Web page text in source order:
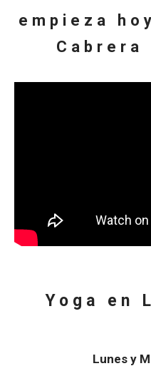
empieza
Cabrera
Yoga en
Lunes y